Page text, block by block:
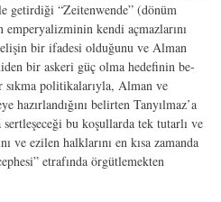
ge­tirdiği “Zeitenwende” (dönüm
emperyalizminin kendi açmazlarını
bir ifadesi olduğunu ve Alman
bir askeri güç olma hedefinin be­
politikalarıyla, Alman ve
hazırlandığını belirten Tanyılmaz’a
sertleşeceği bu koşullarda tek tutarlı ve
ve ezilen halklarını en kısa zamanda
etra­fında örgütlemekten